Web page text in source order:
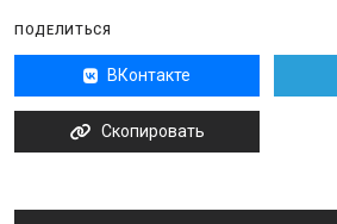
ПОДЕЛИТЬСЯ
ВКонтакте
Скопировать